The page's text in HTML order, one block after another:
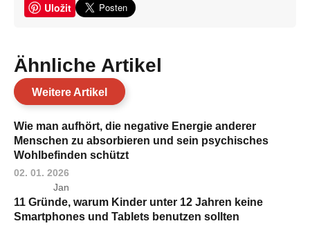
Uložit
Ähnliche Artikel
Weitere Artikel
Wie man aufhört, die negative Energie anderer
Menschen zu absorbieren und sein psychisches
Wohlbefinden schützt
02. 01. 2026
Jan
11 Gründe, warum Kinder unter 12 Jahren keine
Smartphones und Tablets benutzen sollten